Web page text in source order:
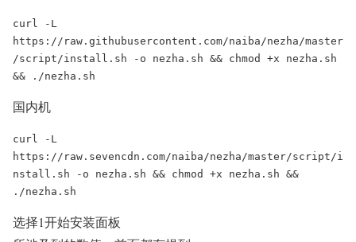
curl -L
https://raw.githubusercontent.com/naiba/nezha/master
/script/install.sh -o nezha.sh && chmod +x nezha.sh
国内机
curl -L
https://raw.sevencdn.com/naiba/nezha/master/script/i
nstall.sh -o nezha.sh && chmod +x nezha.sh &&
选择1开始安装面板